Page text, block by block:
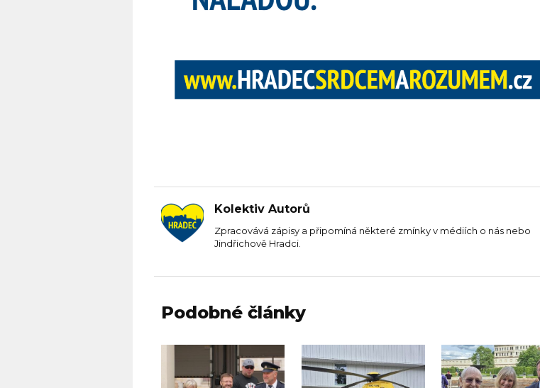
Kolektiv Autorů
Zpracovává zápisy a připomíná některé zmínky v médiích o nás nebo
Jindřichově Hradci.
Podobné články